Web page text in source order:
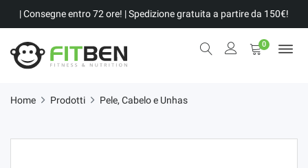
| Consegne entro 72 ore! | Spedizione gratuita a partire da 150€!
0
Home Prodotti Pele, Cabelo e Unhas